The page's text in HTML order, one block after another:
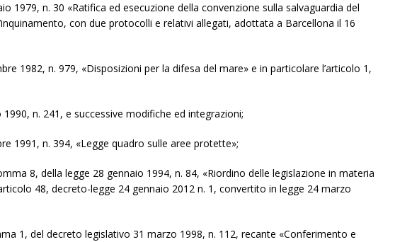
1979, n. 30 «Ratifica ed esecuzione della convenzione sulla salvaguardia del
con due protocolli e relativi allegati, adottata a Barcellona il 16
1982, n. 979, «Disposizioni per la difesa del mare» e in particolare l’articolo 1,
n. 241, e successive modifiche ed integrazioni;
1991, n. 394, «Legge quadro sulle aree protette»;
8, della legge 28 gennaio 1994, n. 84, «Riordino delle legislazione in materia
48, decreto-legge 24 gennaio 2012 n. 1, convertito in legge 24 marzo
1, del decreto legislativo 31 marzo 1998, n. 112, recante «Conferimento e